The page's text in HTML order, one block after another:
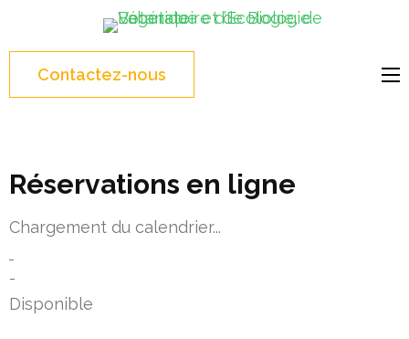
Contactez-nous
Réservations en ligne
Chargement du calendrier...
-
Disponible